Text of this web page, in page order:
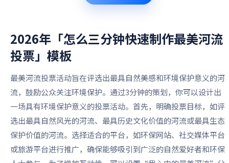
2026年「怎么三分钟快速制作最美河流
投票」 模板
最美河流投票活动旨在评选出最具自然美感和环境保护意义的河
流，鼓励公众关注环境保护。通过3分钟的策划，你可以设计出
一场具有环境保护意义的投票活动。首先，明确投票目标，如评
选出最具自然风光的河流、最具历史文化价值的河流或最具生态
保护价值的河流。选择适合的平台，如环保网站、社交媒体平台
或旅游平台进行推广，确保能够吸引到广泛的自然爱好者和环保